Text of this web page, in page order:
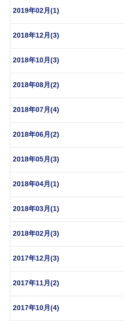
2019年02月(1)
2018年12月(3)
2018年10月(3)
2018年08月(2)
2018年07月(4)
2018年06月(2)
2018年05月(3)
2018年04月(1)
2018年03月(1)
2018年02月(3)
2017年12月(3)
2017年11月(2)
2017年10月(4)